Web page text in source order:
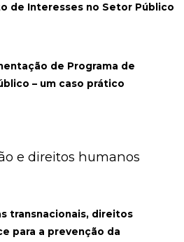
de Interesses no Setor Público
de Programa de
– um caso prático
e direitos humanos
transnacionais, direitos
para a prevenção da